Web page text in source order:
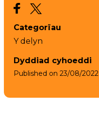
Categorïau
Y delyn
Dyddiad cyhoeddi
Published on 23/08/2022